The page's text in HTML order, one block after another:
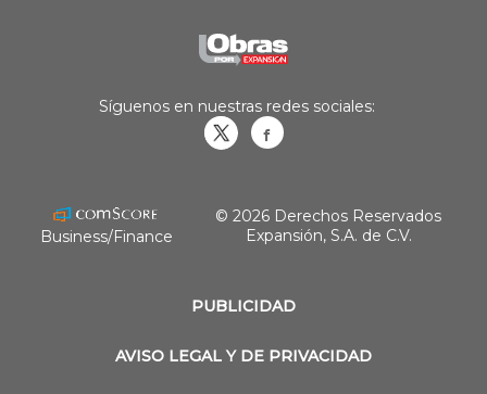
PUBLICIDAD
AVISO LEGAL Y DE PRIVACIDAD
Síguenos en nuestras redes sociales:
Business/Finance
© 2026 Derechos Reservados
Expansión, S.A. de C.V.